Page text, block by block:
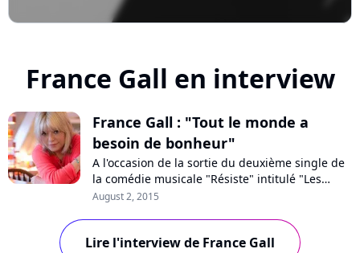
France Gall en interview
France Gall : "Tout le monde a
besoin de bonheur"
A l'occasion de la sortie du deuxième single de
la comédie musicale "Résiste" intitulé "Les
accidents d'amour", France Gall a accordé une
replonge dans ses souvenirs, 35 ans après
avoir enregistré cette chanson qui lui est chère.
August 2, 2015
Lire l'interview de France Gall